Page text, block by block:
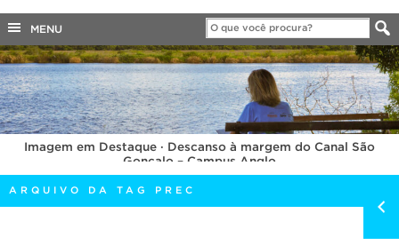
Legislação
Canais
COBALTO
CONCURSOS
EDITAIS
INTERNACIONAL
OUVIDORIA
PORTARIAS
TELEFONES
MENU
Imagem em Destaque · Descanso à margem do Canal São
Gonçalo – Campus Anglo
ARQUIVO DA TAG PREC